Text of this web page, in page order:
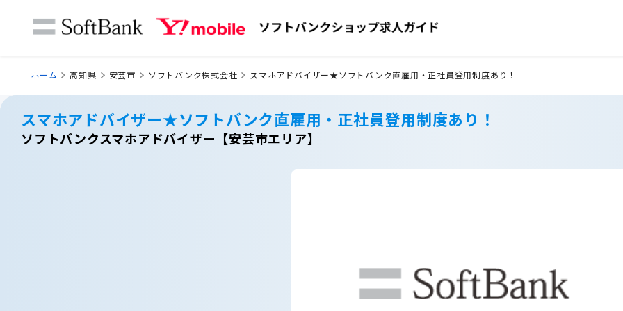
ホーム 高知県 安芸市 ソフトバンク株式会社 スマホアドバイザー★ソフトバンク直雇用・正社員登用制度あり！
スマホアドバイザー★ソフトバンク直雇用・正社員登用制度あり！
ソフトバンクスマホアドバイザー【安芸市エリア】